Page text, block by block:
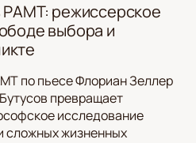
РАМТ: режиссерское
выбора и
по пьесе Флориан Зеллер
превращает
исследование
сложных жизненных